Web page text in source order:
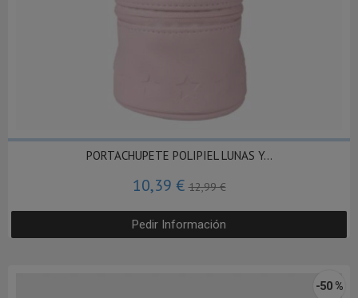
PORTACHUPETE POLIPIEL LUNAS Y...
10,39 €12,99 €
Pedir Información
-50 %